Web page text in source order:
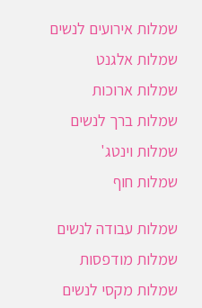
שמלות אירועים לנשים
שמלות אלגנט
שמלות ארוכות
שמלות ברך לנשים
שמלות וינטג'
שמלות חוף
שמלות עבודה לנשים
שמלות מודפסות
שמלות מקסי לנשים